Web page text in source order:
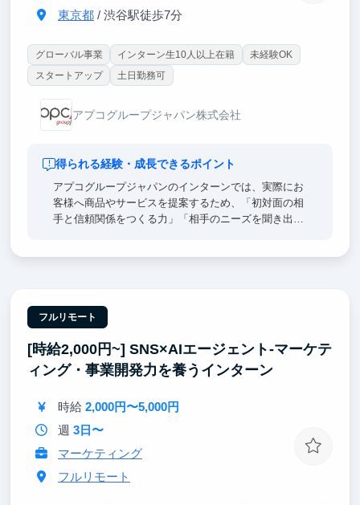
東京都/ 渋谷駅徒歩7分
グローバル事業 インターン生10人以上在籍
未経験OK
スタートアップ
土日勤務可
アプコグループジャパン株式会社
得られる経験・成長できるポイント
アプコグループジャパンのインターンでは、実際にお
客様へ商品やサービスを提案するため、「初対面の相
手と信頼関係をつくる力」「相手のニーズを聞き出す
ばした」「チームを育成した」など、行動と成果を数
字で話せるため、他の学生との差別化につながりま
す。これらの力は、営業職だけでなく、企画・人事・
接客・起業など、どの仕事でも成果を出す土台になり
ます。
フルリモート
[時給2,000円~] SNS×AIエージェント-マーケテ
ィング・事業開発力を養うインターン
時給 2,000円〜5,000円
週 3日〜
マーケティング
フルリモート